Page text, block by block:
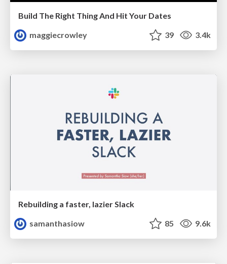
Build The Right Thing And Hit Your Dates
maggiecrowley
39 3.4k
Rebuilding a faster, lazier Slack
samanthasiow
85 9.6k